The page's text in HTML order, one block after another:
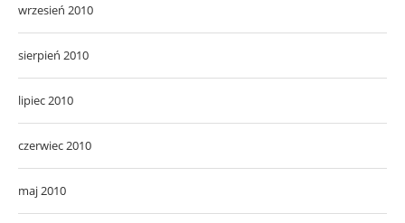
wrzesień 2010
sierpień 2010
lipiec 2010
czerwiec 2010
maj 2010